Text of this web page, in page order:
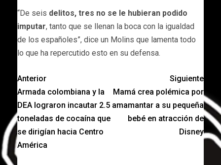
“De seis delitos, tres no se le hubieran podido
imputar, tanto que se llenan la boca con la igualdad
de los españoles”, dice un Molins que lamenta todo
lo que ha repercutido esto en su defensa.
Anterior
Armada colombiana y la
DEA lograron incautar 2.5
toneladas de cocaína que
se dirigían hacia Centro
América
Siguiente
Mamá crea polémica por
amamantar a su pequeña
bebé en atracción de
Disney